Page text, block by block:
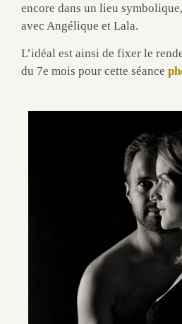
encore dans un lieu
avec Angélique et Lala.
L’idéal est ainsi de fixer le
du 7e mois pour cette séance